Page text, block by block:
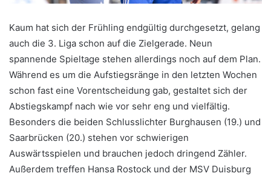
Kaum hat sich der Frühling endgültig durchgesetzt, gelang
auch die 3. Liga schon auf die Zielgerade. Neun
spannende Spieltage stehen allerdings noch auf dem Plan.
Während es um die Aufstiegsränge in den letzten Wochen
schon fast eine Vorentscheidung gab, gestaltet sich der
Abstiegskampf nach wie vor sehr eng und vielfältig.
Besonders die beiden Schlusslichter Burghausen (19.) und
Saarbrücken (20.) stehen vor schwierigen
Auswärtsspielen und brauchen jedoch dringend Zähler.
Außerdem treffen Hansa Rostock und der MSV Duisburg